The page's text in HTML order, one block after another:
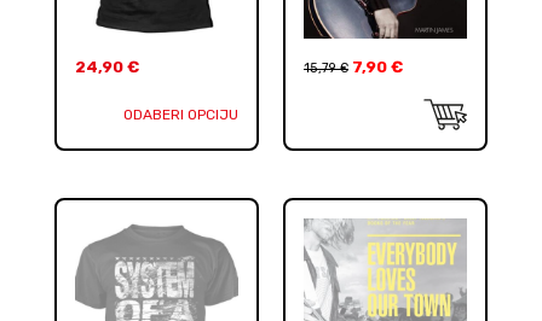
24,90 €
ODABERI OPCIJU
15,79€ 7,90 €